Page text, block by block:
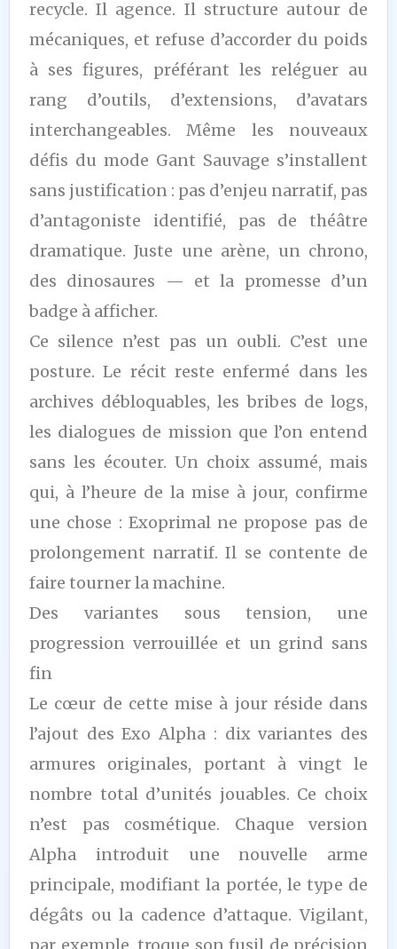
recycle. Il agence. Il structure autour de
mécaniques, et refuse d’accorder du poids
à ses figures, préférant les reléguer au
rang d’outils, d’extensions, d’avatars
interchangeables. Même les nouveaux
défis du mode Gant Sauvage s’installent
sans justification : pas d’enjeu narratif, pas
d’antagoniste identifié, pas de théâtre
dramatique. Juste une arène, un chrono,
des dinosaures — et la promesse d’un
badge à afficher.
Ce silence n’est pas un oubli. C’est une
posture. Le récit reste enfermé dans les
archives débloquables, les bribes de logs,
les dialogues de mission que l’on entend
sans les écouter. Un choix assumé, mais
qui, à l’heure de la mise à jour, confirme
une chose : Exoprimal ne propose pas de
prolongement narratif. Il se contente de
faire tourner la machine.
Des variantes sous tension, une
progression verrouillée et un grind sans
fin
Le cœur de cette mise à jour réside dans
l’ajout des Exo Alpha : dix variantes des
armures originales, portant à vingt le
nombre total d’unités jouables. Ce choix
n’est pas cosmétique. Chaque version
Alpha introduit une nouvelle arme
principale, modifiant la portée, le type de
dégâts ou la cadence d’attaque. Vigilant,